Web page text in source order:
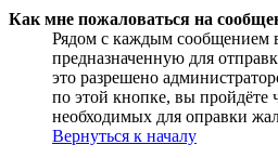
Как мне пожаловаться на
Рядом с каждым сообщением
предназначенную для
это разрешено
по этой кнопке, вы пройдёте
необходимых для оправки
Вернуться к началу